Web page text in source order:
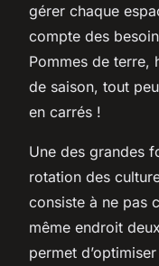
gérer chaque
compte des
Pommes de terre,
de saison, tout
en carrés !
Une des grandes
rotation des
consiste à ne pas
même endroit
permet